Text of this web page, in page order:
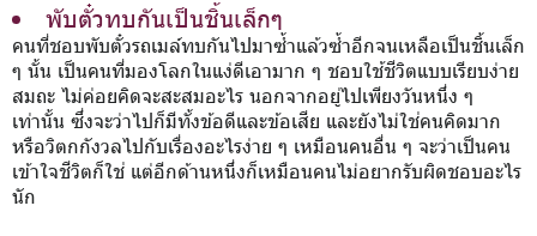
พับตั๋วทบกันเป็นชิ้นเล็กๆ
คนที่ชอบพับตั๋วรถเมล์ทบกันไปมาซ้ำแล้วซ้ำอีกจนเหลือเป็นชิ้นเล็ก
ๆ นั้น เป็นคนที่มองโลกในแง่ดีเอามาก ๆ ชอบใช้ชีวิตแบบเรียบง่าย
สมถะ ไม่ค่อยคิดจะสะสมอะไร นอกจากอยู่ไปเพียงวันหนึ่ง ๆ
เท่านั้น ซึ่งจะว่าไปก็มีทั้งข้อดีและข้อเสีย และยังไม่ใช่คนคิดมาก
หรือวิตกกังวลไปกับเรื่องอะไรง่าย ๆ เหมือนคนอื่น ๆ จะว่าเป็นคน
เข้าใจชีวิตก็ใช่ แต่อีกด้านหนึ่งก็เหมือนคนไม่อยากรับผิดชอบอะไร
นัก